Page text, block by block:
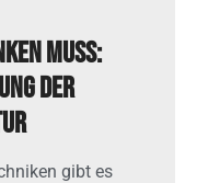
muss:
der
gibt es